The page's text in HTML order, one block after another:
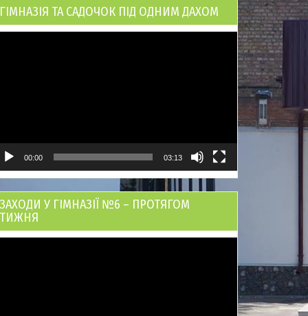
ГІМНАЗІЯ ТА САДОЧОК ПІД ОДНИМ ДАХОМ
00:00 03:13
ЗАХОДИ У ГІМНАЗІЇ №6 – ПРОТЯГОМ
ТИЖНЯ